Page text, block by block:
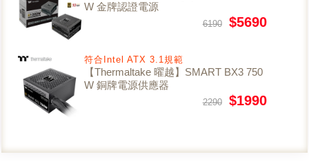
W 金牌認證電源
6190 $5690
符合Intel ATX 3.1規範
【Thermaltake 曜越】SMART BX3 750
W 銅牌電源供應器
2290 $1990